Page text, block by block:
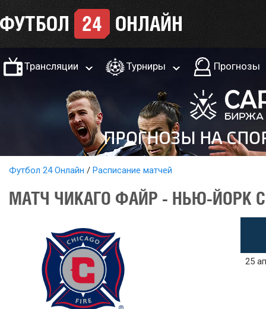
Трансляции Турниры Прогнозы
Футбол 24 Онлайн Расписание матчей
МАТЧ ЧИКАГО ФАЙР - НЬЮ-ЙОРК
25